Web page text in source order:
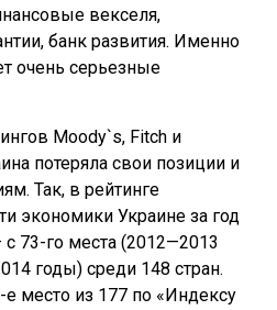
векселя,
банк развития. Именно
очень серьезные
Moody`s, Fitch и
потеряла свои позиции и
Так, в рейтинге
экономики Украине за год
73-го места (2012—2013
годы) среди 148 стран.
е место из 177 по «Индексу